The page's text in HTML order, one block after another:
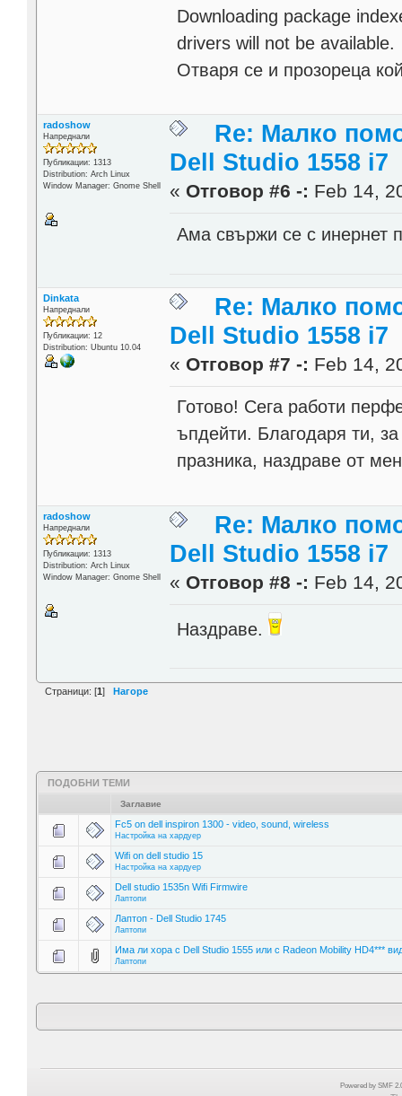
Downloading package
drivers will not be available.
Отваря се и прозореца
radoshow
Напреднали
Публикации: 1313
Distribution: Arch Linux
Window Manager: Gnome Shell
Re: Малко
Dell Studio 1558 i7
« Отговор #6 -: Feb 14,
Ама свържи се с инернет
Dinkata
Напреднали
Публикации: 12
Distribution: Ubuntu 10.04
Re: Малко
Dell Studio 1558 i7
« Отговор #7 -: Feb 14,
Готово! Сега работи
ъпдейти. Благодаря ти,
празника, наздраве от
radoshow
Напреднали
Публикации: 1313
Distribution: Arch Linux
Window Manager: Gnome Shell
Re: Малко
Dell Studio 1558 i7
« Отговор #8 -: Feb 14,
Наздраве.
Страници: [1 ] Нагоре
ПОДОБНИ ТЕМИ
Заглавие
Fc5 on dell inspiron 1300 - video, sound, wireless
Настройка на хардуер
Wifi on dell studio 15
Настройка на хардуер
Dell studio 1535n Wifi Firmwire
Лаптопи
Лаптоп - Dell Studio 1745
Лаптопи
Има ли хора с Dell Studio 1555 или с Radeon Mobility HD4***
Лаптопи
Powered by SMF